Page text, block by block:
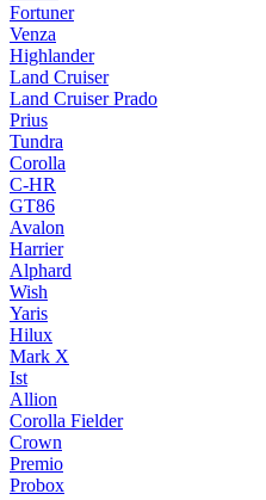
Fortuner
Venza
Highlander
Land Cruiser
Land Cruiser Prado
Prius
Tundra
Corolla
C-HR
GT86
Avalon
Harrier
Alphard
Wish
Yaris
Hilux
Mark X
Ist
Allion
Corolla Fielder
Crown
Premio
Probox